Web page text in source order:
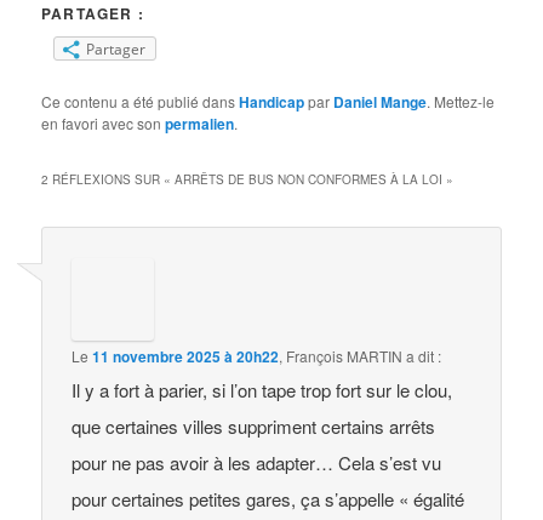
PARTAGER :
Partager
Ce contenu a été publié dansHandicappar Daniel Mange. Mettez-le
en favori avec sonpermalien.
2 RÉFLEXIONS SUR «ARRÊTS DE BUS NON CONFORMES À LA LOI »
Le11 novembre 2025 à 20h22, François MARTIN a dit :
Il y a fort à parier, si l’on tape trop fort sur le clou,
que certaines villes suppriment certains arrêts
pour ne pas avoir à les adapter… Cela s’est vu
pour certaines petites gares, ça s’appelle « égalité